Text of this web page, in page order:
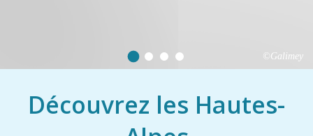
©Galimey
Découvrez les Hautes-